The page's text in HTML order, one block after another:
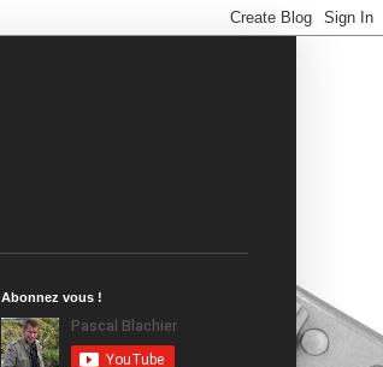
Abonnez vous !